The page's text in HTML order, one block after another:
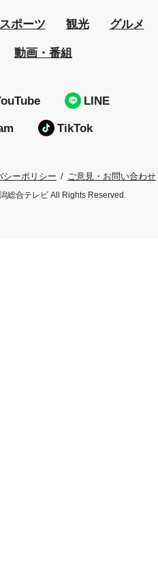
スポーツ 観光 グルメ
動画・番組
LINE
TikTok
シーポリシー ご意見・お問い合わせ
総合テレビ All Rights Reserved.